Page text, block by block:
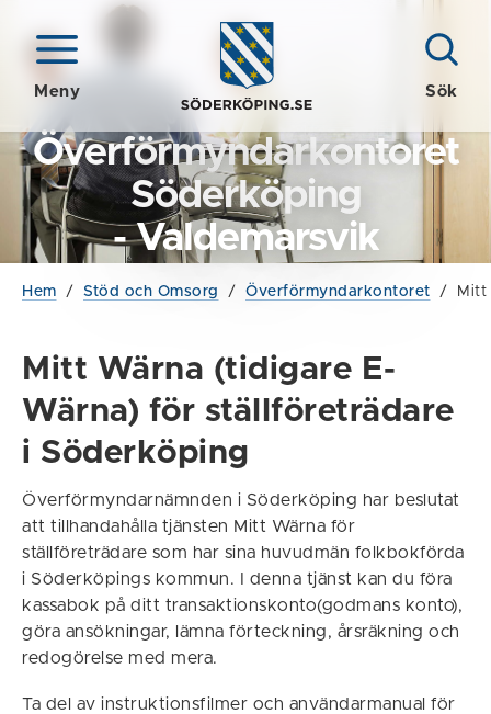
Meny Sök
Överförmyndarkontoret
Söderköping
- Valdemarsvik
Hem / Stöd och Omsorg / Överförmyndarkontoret / Mitt
Mitt Wärna (tidigare E-
Wärna) för ställföreträdare
i Söderköping
Överförmyndarnämnden i Söderköping har beslutat
att tillhandahålla tjänsten Mitt Wärna för
ställföreträdare som har sina huvudmän folkbokförda
i Söderköpings kommun. I denna tjänst kan du föra
kassabok på ditt transaktionskonto(godmans konto),
göra ansökningar, lämna förteckning, årsräkning och
redogörelse med mera.
Ta del av instruktionsfilmer och användarmanual för